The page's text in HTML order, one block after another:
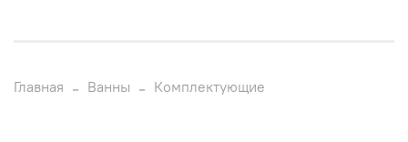
Главная Ванны Комплектующие